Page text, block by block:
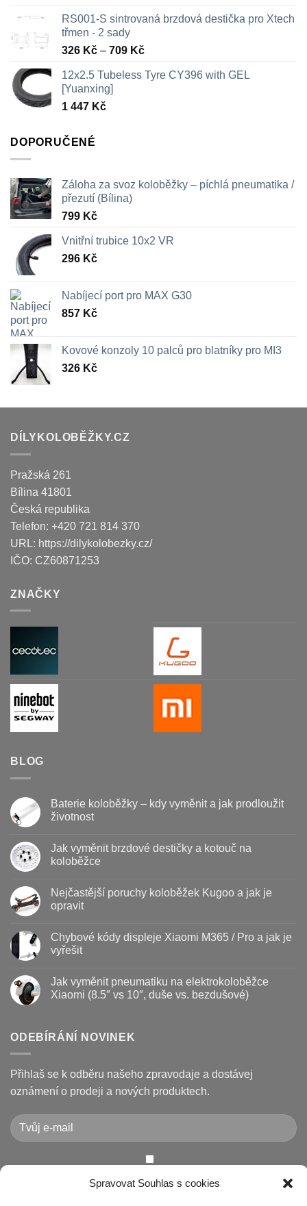
Spravovat Souhlas s cookies
RS001-S sintrovaná brzdová destička pro Xtech
třmen - 2 sady
326 Kč – 709 KčRozpětí
326 Kč
12x2.5 Tubeless Tyre CY396 with GEL
[Yuanxing]
1 447 Kč
DOPORUČENÉ
Záloha za svoz koloběžky – píchlá pneumatika /
přezutí (Bílina)
799 Kč
Vnitřní trubice 10x2 VR
296 Kč
Nabíjecí port pro MAX G30
857 Kč
Kovové konzoly 10 palců pro blatníky pro MI3
326 Kč
DÍLYKOLOBĚŽKY.CZ
Pražská 261
Bílina 41801
Česká republika
Telefon: +420 721 814 370
URL: https://dilykolobezky.cz/
IČO: CZ60871253
ZNAČKY
BLOG
Baterie koloběžky – kdy vyměnit a jak prodloužit
životnost
textu
s
koloběžky
kdy
jak
prodloužit
životnost
Jak vyměnit brzdové destičky a kotouč na
koloběžce
u
textu
s
vyměnit
brzdové
destičky
na
koloběžce
Nejčastější poruchy koloběžek Kugoo a jak je
opravit
u
textu
s
poruchy
koloběžek
Kugoo
opravit
Chybové kódy displeje Xiaomi M365 / Pro a jak je
vyřešit
textu
s
displeje
Xiaomi
Pro
a
jak
je
Jak vyměnit pneumatiku na elektrokoloběžce
Xiaomi (8.5″ vs 10″, duše vs. bezdušové)
textu
s
vyměnit
pneumatiku
na
elektrokoloběžce
(8.5″
vs
10″,
duše
ODEBÍRÁNÍ NOVINEK
Přihlaš se k odběru našeho zpravodaje a dostávej
oznámení o prodeji a nových produktech.
Chcete-li odeslat tento formulář, musíte přijmout naše